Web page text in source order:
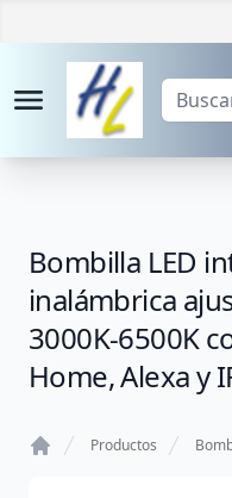
Bombilla LED
inalámbrica
3000K-6500K
Home, Alexa y
Productos